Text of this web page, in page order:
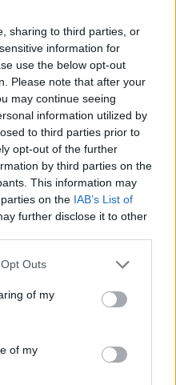
sharing to third parties, or
information for
use the below opt-out
Please note that after your
may continue seeing
information utilized by
to third parties prior to
opt-out of the further
by third parties on the
This information may
on the IAB’s List of
further disclose it to other
Outs
of my
of my
dolgozom, de minden
a hétköznapok függönye
a nőt a jól legyártott álarcok
gyakrabban novellákat,